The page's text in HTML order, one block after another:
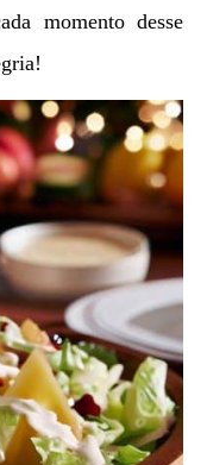
momento desse